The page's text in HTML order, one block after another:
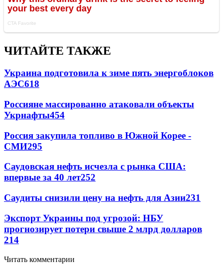
ЧИТАЙТЕ ТАКЖЕ
Украина подготовила к зиме пять энергоблоков
АЭС618
Россияне массированно атаковали объекты
Укрнафты454
Россия закупила топливо в Южной Корее -
СМИ295
Саудовская нефть исчезла с рынка США:
впервые за 40 лет252
Саудиты снизили цену на нефть для Азии231
Экспорт Украины под угрозой: НБУ
прогнозирует потери свыше 2 млрд долларов
214
Читать комментарии